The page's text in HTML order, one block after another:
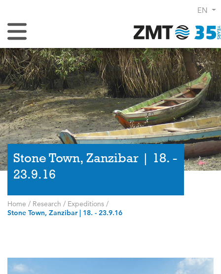
EN
Toggle Navigation
Stone Town, Zanzibar | 18. -
23.9.16
Home / Research / Expeditions /
Stone Town, Zanzibar | 18. - 23.9.16